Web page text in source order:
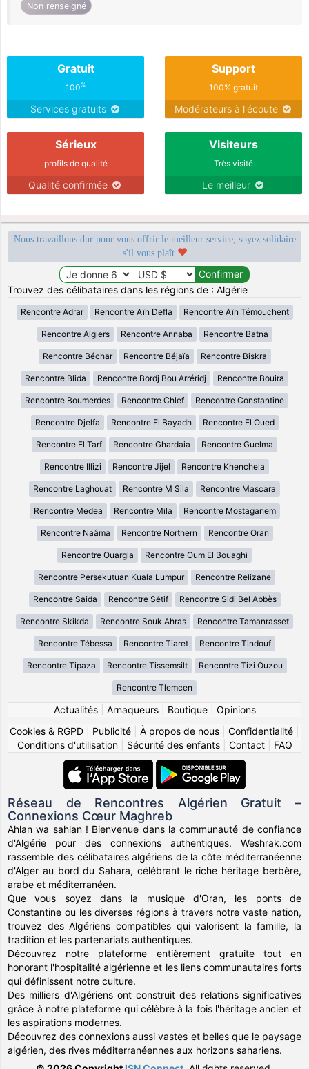
Non renseigné
Gratuit
100%
Services gratuits
Support
100% gratuit
Modérateurs à l'écoute
Sérieux
profils de qualité
Qualité confirmée
Visiteurs
Très visité
Le meilleur
Nous travaillons dur pour vous offrir le meilleur service, soyez solidaire
s'il vous plaît
Trouvez des célibataires dans les régions de : Algérie
Rencontre Adrar Rencontre Aïn Defla Rencontre Aïn Témouchent
Rencontre Algiers Rencontre Annaba Rencontre Batna
Rencontre Béchar Rencontre Béjaïa Rencontre Biskra
Rencontre Blida Rencontre Bordj Bou Arréridj Rencontre Bouira
Rencontre Boumerdes Rencontre Chlef Rencontre Constantine
Rencontre Djelfa Rencontre El Bayadh Rencontre El Oued
Rencontre El Tarf Rencontre Ghardaia Rencontre Guelma
Rencontre Illizi Rencontre Jijel Rencontre Khenchela
Rencontre Laghouat Rencontre M Sila Rencontre Mascara
Rencontre Medea Rencontre Mila Rencontre Mostaganem
Rencontre Naâma Rencontre Northern Rencontre Oran
Rencontre Ouargla Rencontre Oum El Bouaghi
Rencontre Persekutuan Kuala Lumpur Rencontre Relizane
Rencontre Saida Rencontre Sétif Rencontre Sidi Bel Abbès
Rencontre Skikda Rencontre Souk Ahras Rencontre Tamanrasset
Rencontre Tébessa Rencontre Tiaret Rencontre Tindouf
Rencontre Tipaza Rencontre Tissemsilt Rencontre Tizi Ouzou
Rencontre Tlemcen
Actualités| Arnaqueurs| Boutique| Opinions
Cookies & RGPD
Publicité À propos de nous Confidentialité
Conditions d'utilisation| Sécurité des enfants| Contact| FAQ
Réseau de Rencontres Algérien Gratuit –
Connexions Cœur Maghreb
Ahlan wa sahlan ! Bienvenue dans la communauté de confiance
d'Algérie pour des connexions authentiques. Weshrak.com
rassemble des célibataires algériens de la côte méditerranéenne
d'Alger au bord du Sahara, célébrant le riche héritage berbère,
arabe et méditerranéen.
Que vous soyez dans la musique d'Oran, les ponts de
Constantine ou les diverses régions à travers notre vaste nation,
trouvez des Algériens compatibles qui valorisent la famille, la
tradition et les partenariats authentiques.
Découvrez notre plateforme entièrement gratuite tout en
honorant l'hospitalité algérienne et les liens communautaires forts
qui définissent notre culture.
Des milliers d'Algériens ont construit des relations significatives
grâce à notre plateforme qui célèbre à la fois l'héritage ancien et
les aspirations modernes.
Découvrez des connexions aussi vastes et belles que le paysage
algérien, des rives méditerranéennes aux horizons sahariens.